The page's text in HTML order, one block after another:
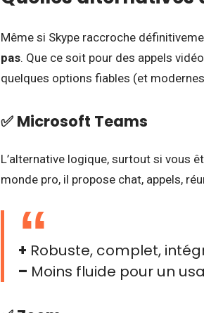
Même si Skype raccroche
pas. Que ce soit pour des appels
quelques options fiables (et
✅ Microsoft Teams
L’alternative logique, surtout si vous
monde pro, il propose chat, appels,
+ Robuste, complet,
– Moins fluide pour un